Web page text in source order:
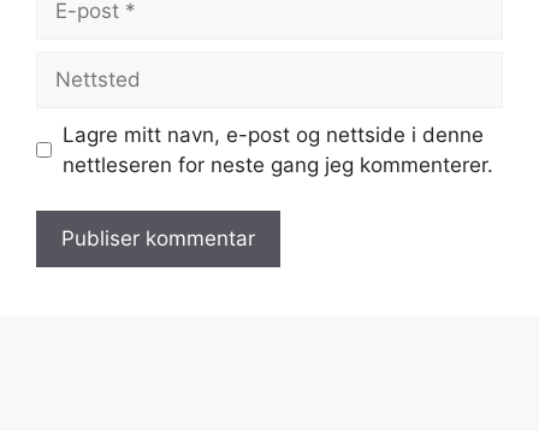
post
Lagre mitt navn, e-post og nettside i denne
nettleseren for neste gang jeg kommenterer.